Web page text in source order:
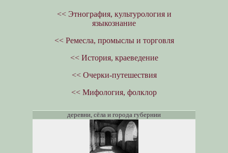
<< Этнография, культурология и
языкознание
<< Ремесла, промыслы и торговля
<< История, краеведение
<< Очерки-путешествия
<< Мифология, фолклор
деревни, сёла и города губернии